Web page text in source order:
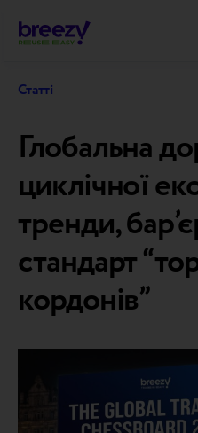
Статті
Глобальна
циклічної
тренди,
стандарт
кордонів”